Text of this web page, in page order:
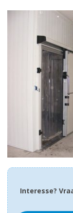
Interesse?